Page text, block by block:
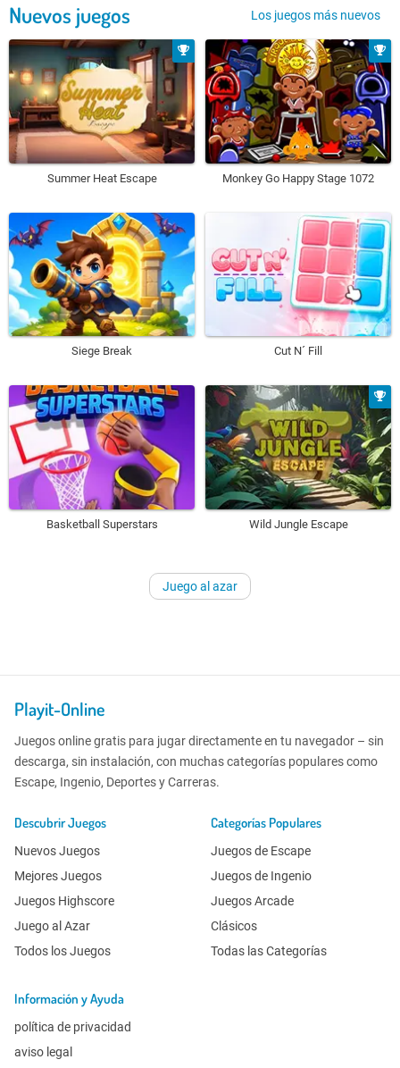
Nuevos juegos Los juegos más nuevos
Summer Heat Escape Monkey Go Happy Stage 1072
Siege Break Cut N´ Fill
Basketball Superstars Wild Jungle Escape
Juego al azar
Playit-Online
Juegos online gratis para jugar directamente en tu navegador – sin
descarga, sin instalación, con muchas categorías populares como
Escape, Ingenio, Deportes y Carreras.
Descubrir Juegos
Nuevos Juegos
Mejores Juegos
Juegos Highscore
Juego al Azar
Todos los Juegos
Categorías Populares
Juegos de Escape
Juegos de Ingenio
Juegos Arcade
Clásicos
Todas las Categorías
Información y Ayuda
política de privacidad
aviso legal